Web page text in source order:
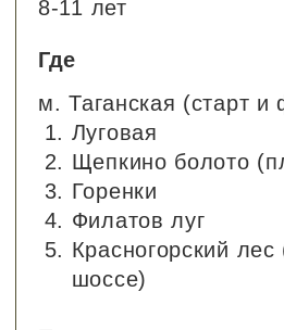
Купить билет
Инструкторы:
Как все устроено?